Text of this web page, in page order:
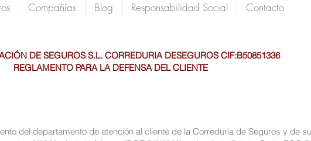
Compañías Blog Responsabilidad Social Contacto
DE SEGUROS S.L. CORREDURIA DESEGUROS CIF:B50851336
REGLAMENTO PARA LA DEFENSA DEL CLIENTE
del departamento de atención al cliente de la Correduría de Seguros y de